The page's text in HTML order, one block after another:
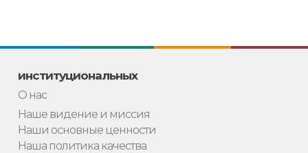
институциональных
О нас
Наше видение и миссия
Наши основные ценности
Наша политика качества